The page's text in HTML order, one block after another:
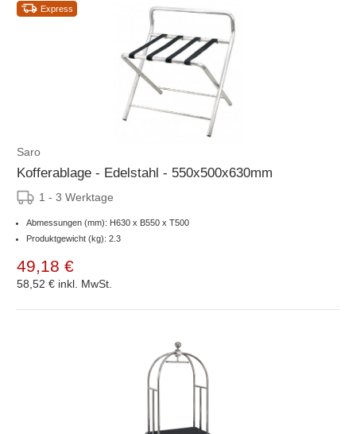
Express
Saro
Kofferablage - Edelstahl - 550x500x630mm
1 - 3 Werktage
Abmessungen (mm): H630 x B550 x T500
Produktgewicht (kg): 2.3
49,18 €
58,52 € inkl. MwSt.